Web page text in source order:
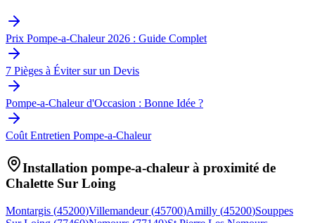
Prix Pompe-a-Chaleur 2026 : Guide Complet
7 Pièges à Éviter sur un Devis
Pompe-a-Chaleur d'Occasion : Bonne Idée ?
Coût Entretien Pompe-a-Chaleur
Installation pompe-a-chaleur à proximité de
Chalette Sur Loing
Montargis (45200)Villemandeur (45700)Amilly (45200)Souppes